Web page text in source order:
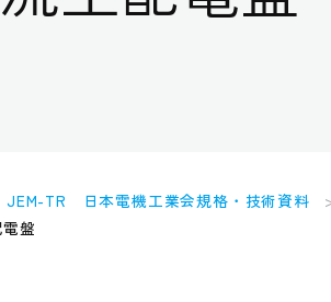
JEM-TR 日本電機工業会規格・技術資料
盤